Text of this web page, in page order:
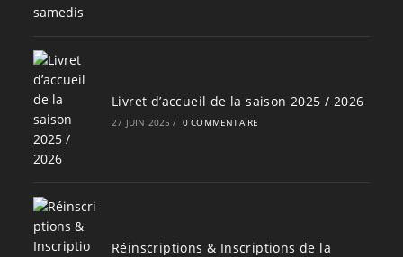
Livret d’accueil de la saison 2025 / 2026
27 JUIN 2025 / 0 COMMENTAIRE
Réinscriptions & Inscriptions de la